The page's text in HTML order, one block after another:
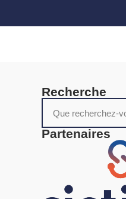
Recherche
Partenaires